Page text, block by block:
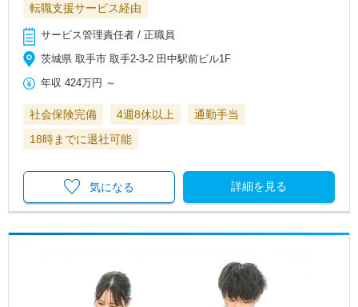
転職支援サービス経由
サービス管理責任者 / 正職員
茨城県 取手市 取手2-3-2 田中駅前ビル1F
年収 424万円 ～
社会保険完備 4週8休以上
通勤手当
18時までに退社可能
詳細を見る
気になる